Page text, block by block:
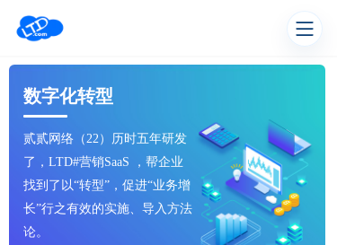
数字化转型
贰贰网络（22）历时五年研发
了，LTD#营销SaaS ，帮企业
找到了以“转型”，促进“业务增
长”行之有效的实施、导入方法
论。